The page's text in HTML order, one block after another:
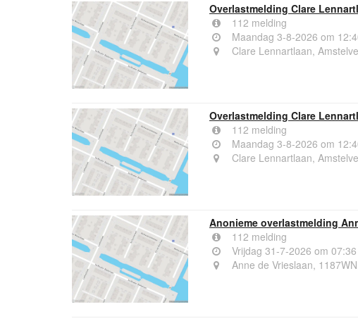
Overlastmelding Clare
112 melding
Maandag 3-8-2026 om
Clare Lennartlaan,
Overlastmelding Clare
112 melding
Maandag 3-8-2026 om
Clare Lennartlaan,
Anonieme overlastmelding
112 melding
Vrijdag 31-7-2026 om 07:36
Anne de Vrieslaan,